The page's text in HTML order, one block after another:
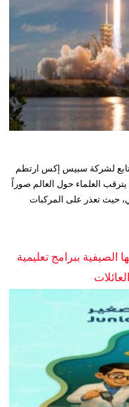
أن جزءاً ضخماً تائهاً من صاروخ فالكون 9 تابع لشركة سبيس إكس ارتطم
العلماء حول العالم صوراً
حيث تعذر على المركبات
الصيفية ببرامج تعليمية